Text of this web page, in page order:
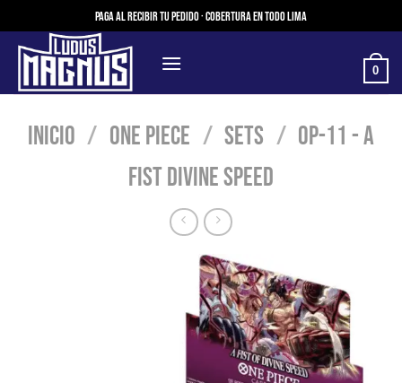
al
contenido
Paga al recibir tu pedido · Cobertura en todo Lima
0
Inicio / One Piece / Sets / OP-11 - A
Fist Divine Speed